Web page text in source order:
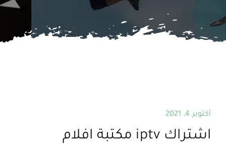
اتصل بنا
البحث
عن:
أكتوبر 4, 2021
اشتراك iptv مكتبة افلام